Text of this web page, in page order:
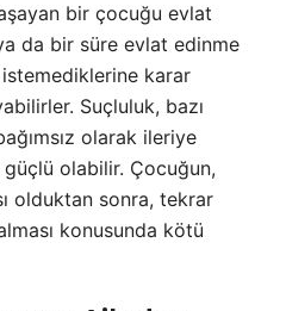
bir çocuğu evlat
da bir süre evlat edinme
karar
Suçluluk, bazı
olarak ileriye
olabilir. Çocuğun,
olduktan sonra, tekrar
konusunda kötü